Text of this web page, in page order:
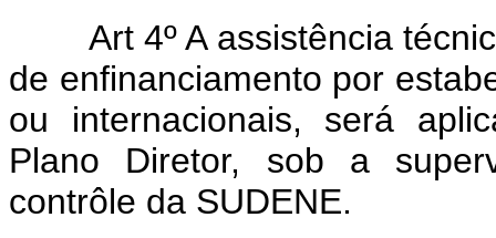
Art 4º A assistência
de enfinanciamento por
ou internacionais, será
Plano Diretor, sob a
contrôle da SUDENE.